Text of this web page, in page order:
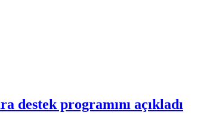
programını açıkladı